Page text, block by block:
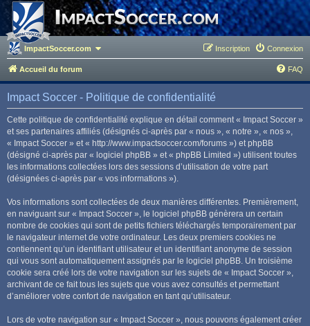
ImpactSoccer.com Connexion
Inscription
Accueil du forum FAQ
Impact Soccer - Politique de confidentialité
Cette politique de confidentialité explique en détail comment « Impact Soccer »
et ses partenaires affiliés (désignés ci-après par « nous », « notre », « nos »,
« Impact Soccer » et « http://www.impactsoccer.com/forums ») et phpBB
(désigné ci-après par « logiciel phpBB » et « phpBB Limited ») utilisent toutes
les informations collectées lors des sessions d’utilisation de votre part
(désignées ci-après par « vos informations »).
Vos informations sont collectées de deux manières différentes. Premièrement,
en naviguant sur « Impact Soccer », le logiciel phpBB génèrera un certain
nombre de cookies qui sont de petits fichiers téléchargés temporairement par
le navigateur internet de votre ordinateur. Les deux premiers cookies ne
contiennent qu’un identifiant utilisateur et un identifiant anonyme de session
qui vous sont automatiquement assignés par le logiciel phpBB. Un troisième
cookie sera créé lors de votre navigation sur les sujets de « Impact Soccer »,
archivant de ce fait tous les sujets que vous avez consultés et permettant
d’améliorer votre confort de navigation en tant qu’utilisateur.
Lors de votre navigation sur « Impact Soccer », nous pouvons également créer